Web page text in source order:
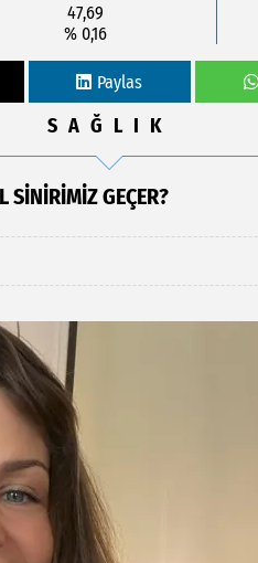
47,69
% 0,16
Paylas
SAĞLIK
SINIRIMIZ GEÇER?